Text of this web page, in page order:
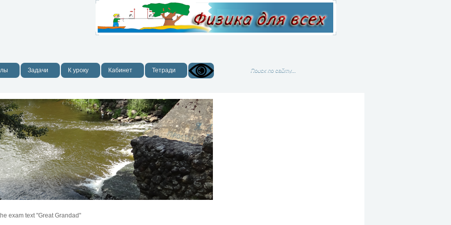
Задачи К уроку Кабинет Тетради
exam text "Great Grandad"